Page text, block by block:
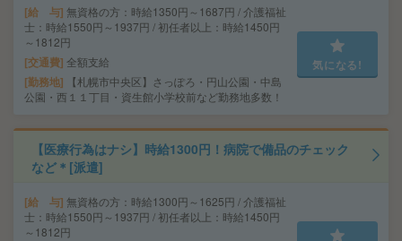
給 与 無資格の方：時給1350円～1687円 / 介護福祉
士：時給1550円～1937円 / 初任者以上：時給1450円
～1812円
交通費 全額支給
勤務地
【札幌市中央区】さっぽろ・円山公園・中島
公園・西１１丁目・資生館小学校前など勤務地多数！
気になる!
【医療行為はナシ】時給1300円！病院で備品のチェック
など＊[派遣]
給 与 無資格の方：時給1300円～1625円 / 介護福祉
士：時給1550円～1937円 / 初任者以上：時給1450円
～1812円